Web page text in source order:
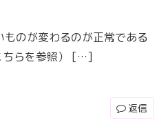
のが変わるのが正常である
ちらを参照） […]
返信